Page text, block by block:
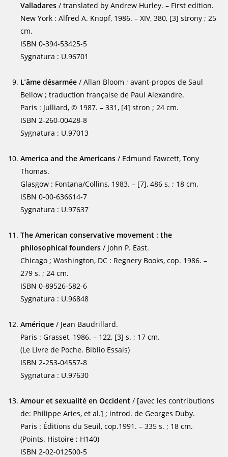
Valladares / translated by Andrew Hurley. – First edition.
New York : Alfred A. Knopf, 1986. – XIV, 380, [3] strony ; 25
cm.
ISBN 0-394-53425-5
Sygnatura : U.96701
L’âme désarmée / Allan Bloom ; avant-propos de Saul
Bellow ; traduction française de Paul Alexandre.
Paris : Julliard, © 1987. – 331, [4] stron ; 24 cm.
ISBN 2-260-00428-8
Sygnatura : U.97013
America and the Americans / Edmund Fawcett, Tony
Thomas.
Glasgow : Fontana/Collins, 1983. – [7], 486 s. ; 18 cm.
ISBN 0-00-636614-7
Sygnatura : U.97637
The American conservative movement : the
philosophical founders / John P. East.
Chicago ; Washington, DC : Regnery Books, cop. 1986. –
279 s. ; 24 cm.
ISBN 0-89526-582-6
Sygnatura : U.96848
Amérique / Jean Baudrillard.
Paris : Grasset, 1986. – 122, [3] s. ; 17 cm.
(Le Livre de Poche. Biblio Essais)
ISBN 2-253-04557-8
Sygnatura : U.97630
Amour et sexualité en Occident / [avec les contributions
de: Philippe Aries, et al.] ; introd. de Georges Duby.
Paris : Éditions du Seuil, cop.1991. – 335 s. ; 18 cm.
(Points. Histoire ; H140)
ISBN 2-02-012500-5